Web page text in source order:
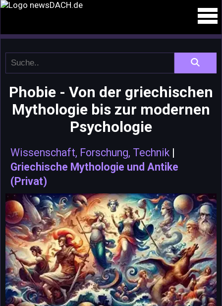
Phobie - Von der griechischen
Mythologie bis zur modernen
Psychologie
Wissenschaft, Forschung, Technik |
Griechische Mythologie und Antike
(Privat)